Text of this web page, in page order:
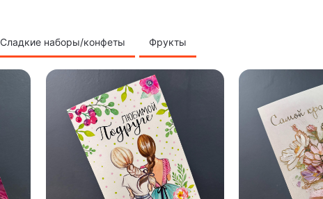
Сладкие наборы/конфеты Фрукты